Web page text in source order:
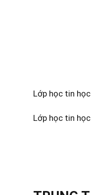
Lớp học tin
Lớp học tin